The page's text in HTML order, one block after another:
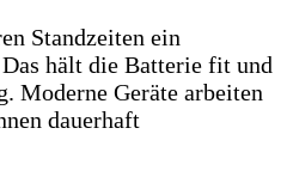
Standzeiten ein
hält die Batterie fit und
Moderne Geräte arbeiten
dauerhaft